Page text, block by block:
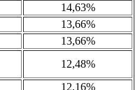
14,63%
13,66%
13,66%
12,48%
12,16%